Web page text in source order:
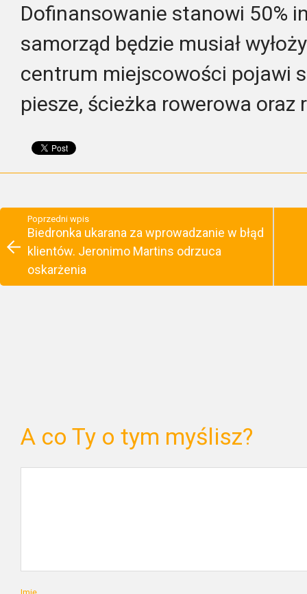
Dofinansowanie stanowi 50%
samorząd będzie musiał
centrum miejscowości pojawi
piesze, ścieżka rowerowa oraz
Poprzedni wpis
Biedronka ukarana za wprowadzanie w błąd
klientów. Jeronimo Martins odrzuca
oskarżenia
A co Ty o tym myślisz?